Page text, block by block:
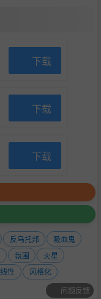
下载
下载
下载
反乌托邦
吸血鬼
氛围
火星
线性
风格化
问题反馈